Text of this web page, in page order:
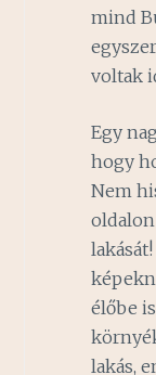
mind
voltak
Egy
hogy
Nem
élőbe
lakás,